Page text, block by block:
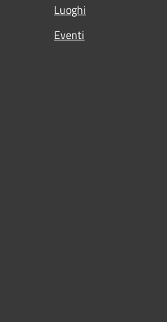
Luoghi
Eventi